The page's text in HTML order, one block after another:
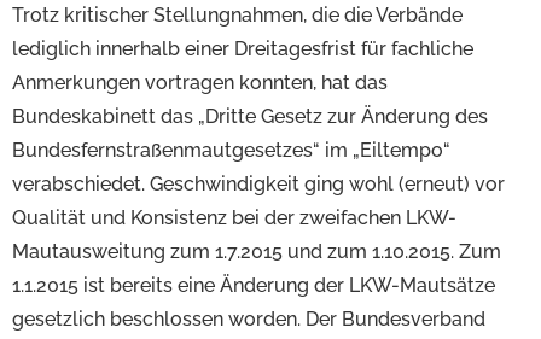
Trotz kritischer Stellungnahmen, die die Verbände
lediglich innerhalb einer Dreitagesfrist für fachliche
Anmerkungen vortragen konnten, hat das
Bundeskabinett das „Dritte Gesetz zur Änderung des
Bundesfernstraßenmautgesetzes“ im „Eiltempo“
verabschiedet. Geschwindigkeit ging wohl (erneut) vor
Qualität und Konsistenz bei der zweifachen LKW-
Mautausweitung zum 1.7.2015 und zum 1.10.2015. Zum
1.1.2015 ist bereits eine Änderung der LKW-Mautsätze
gesetzlich beschlossen worden. Der Bundesverband